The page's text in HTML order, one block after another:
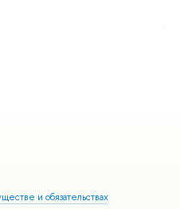
и обязательствах